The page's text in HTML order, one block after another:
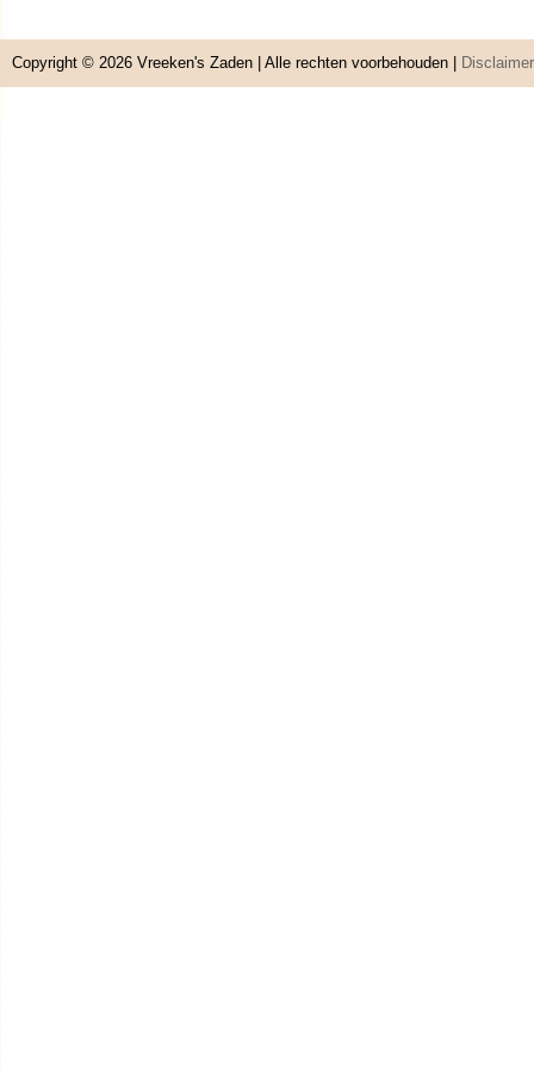
Copyright © 2026 Vreeken's Zaden | Alle rechten voorbehouden | Disclaimer